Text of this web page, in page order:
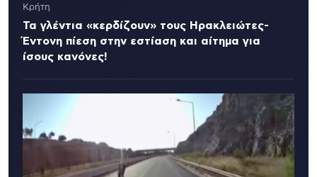
Κρήτη
Τα γλέντια «κερδίζουν» τους Ηρακλειώτες-
Έντονη πίεση στην εστίαση και αίτημα για
ίσους κανόνες!